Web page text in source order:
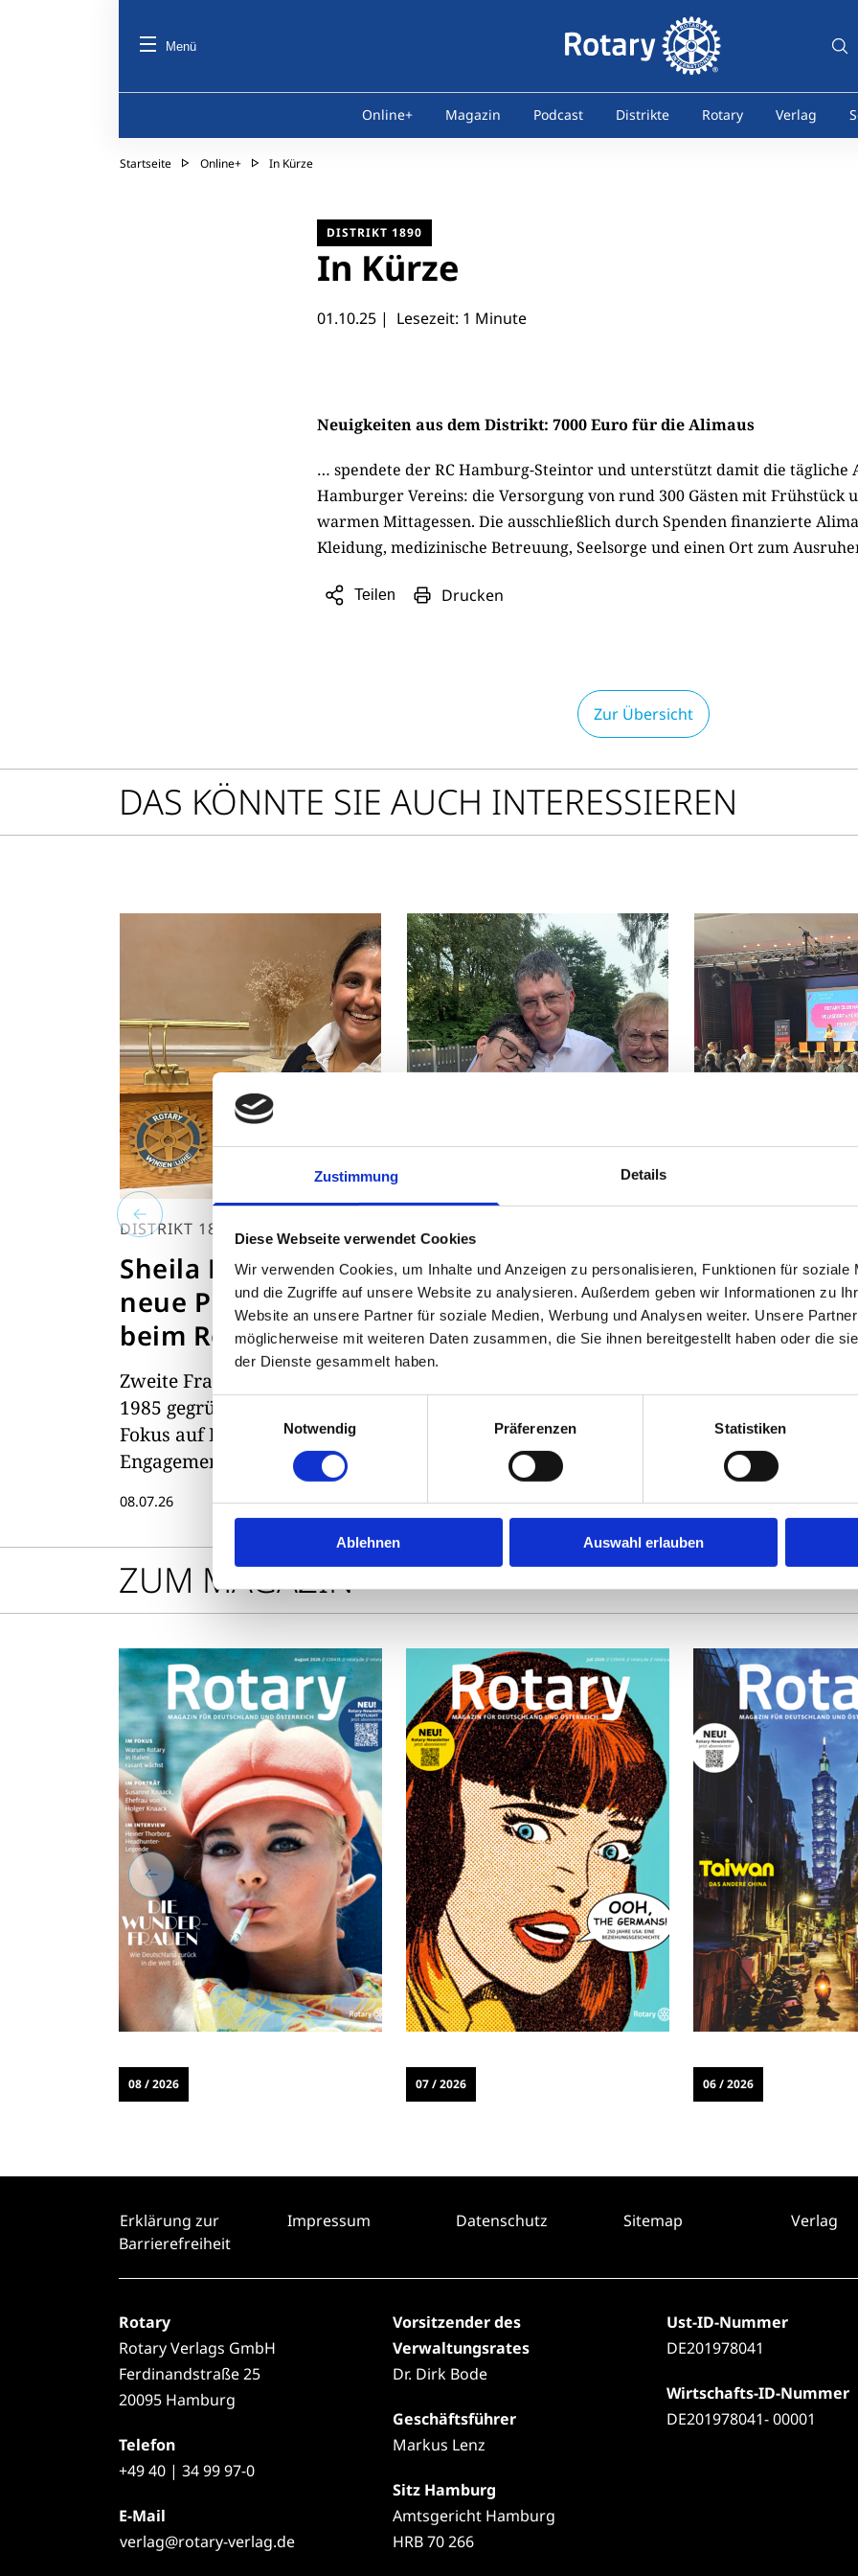
Zustimmung Details
Diese Webseite verwendet Cookies
Wir verwenden Cookies, um Inhalte und Anzeigen zu personalisieren, Funktionen für soziale
und die Zugriffe auf unsere Website zu analysieren. Außerdem geben wir Informationen zu
Website an unsere Partner für soziale Medien, Werbung und Analysen weiter. Unsere
möglicherweise mit weiteren Daten zusammen, die Sie ihnen bereitgestellt haben oder die
der Dienste gesammelt haben.
Einwilligungsauswahl
Notwendig
Präferenzen Statistiken
Ablehnen Auswahl erlauben
Menü
Online+ Magazin Podcast Distrikte Rotary Verlag
Startseite Online+ In Kürze
DISTRIKT 1890
In Kürze
01.10.25| Lesezeit: 1 Minute
Neuigkeiten aus dem Distrikt: 7000 Euro für die Alimaus
… spendete der RC Hamburg-Steintor und unterstützt damit die tägliche
Hamburger Vereins: die Versorgung von rund 300 Gästen mit Frühstück
warmen Mittagessen. Die ausschließlich durch Spenden finanzierte
Kleidung, medizinische Betreuung, Seelsorge und einen Ort zum
Teilen
Sharing
Drucken
Zur Übersicht
DAS KÖNNTE SIE AUCH INTERESSIEREN
DISTRIKT 1890
Sheila Raju-Grebe
neue Präsidentin
beim Rotary Club
Winsen
Zweite Frau an der Spitze des
1985 gegründeten Clubs –
Fokus auf Freundschaft,
Engagement und gemeinsame
08.07.26
NEWS
Emotional: Dennis
Kissel in Mölln
Der scheidende Governor
Dennis Kissel erlebte auf
seiner Distriktkonferenz
einen ganz besonderen
01.07.26
Zusammen
Rund 170
Schüler,
Health-Day am
Gymnasium
24.06.26
ZUM MAGAZIN
08 / 2026 07 / 2026 06 / 2026
Erklärung zur
Barrierefreiheit
Impressum Datenschutz Sitemap Verlag
Rotary
Rotary Verlags GmbH
Ferdinandstraße 25
20095 Hamburg
Telefon
+4940 | 34 99 97-0
E-Mail
verlag@rotary-verlag.de
Vorsitzender des
Verwaltungsrates
Dr. Dirk Bode
Geschäftsführer
Markus Lenz
Sitz Hamburg
Amtsgericht Hamburg
HRB 70 266
Ust-ID-Nummer
DE201978041
Wirtschafts-ID-Nummer
DE201978041- 00001